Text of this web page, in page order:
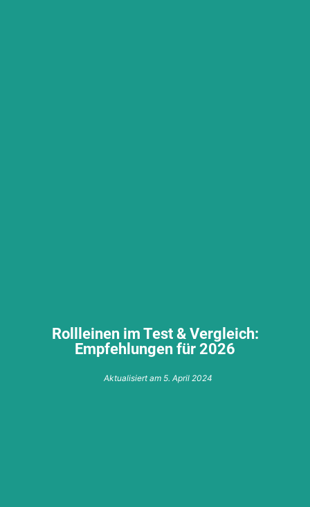
Rollleinen im Test & Vergleich:
Empfehlungen für 2026
Aktualisiert am 5. April 2024